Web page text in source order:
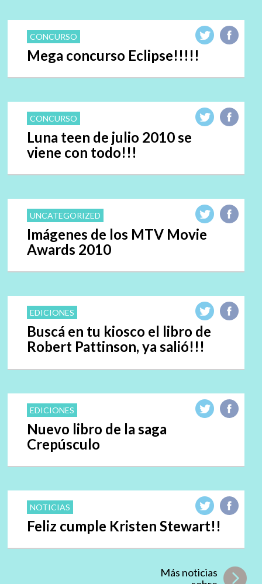
CONCURSO
Mega concurso Eclipse!!!!!
CONCURSO
Luna teen de julio 2010 se
viene con todo!!!
UNCATEGORIZED
Imágenes de los MTV Movie
Awards 2010
EDICIONES
Buscá en tu kiosco el libro de
Robert Pattinson, ya salió!!!
EDICIONES
Nuevo libro de la saga
Crepúsculo
NOTICIAS
Feliz cumple Kristen Stewart!!
Más noticias